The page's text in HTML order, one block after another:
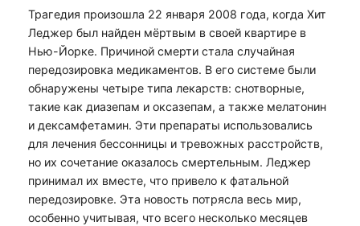
Трагедия произошла 22 января 2008 года, когда Хит
Леджер был найден мёртвым в своей квартире в
Нью-Йорке. Причиной смерти стала случайная
передозировка медикаментов. В его системе были
обнаружены четыре типа лекарств: снотворные,
такие как диазепам и оксазепам, а также мелатонин
и дексамфетамин. Эти препараты использовались
для лечения бессонницы и тревожных расстройств,
но их сочетание оказалось смертельным. Леджер
принимал их вместе, что привело к фатальной
передозировке. Эта новость потрясла весь мир,
особенно учитывая, что всего несколько месяцев